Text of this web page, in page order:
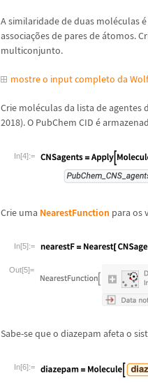
A similaridade de duas moléculasé
associações de pares deátomos.
multiconjunto.
mostre o input completo da
Crie moléculas da lista de agentes
2018). O PubChem CID é
In[4]:=
Crie uma NearestFunction para os
In[5]:=
Out[5]=
Sabe-se que o diazepam afeta o
In[6]:=